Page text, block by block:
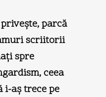
parcă
scriitorii
spre
ceea
i-aş trece pe